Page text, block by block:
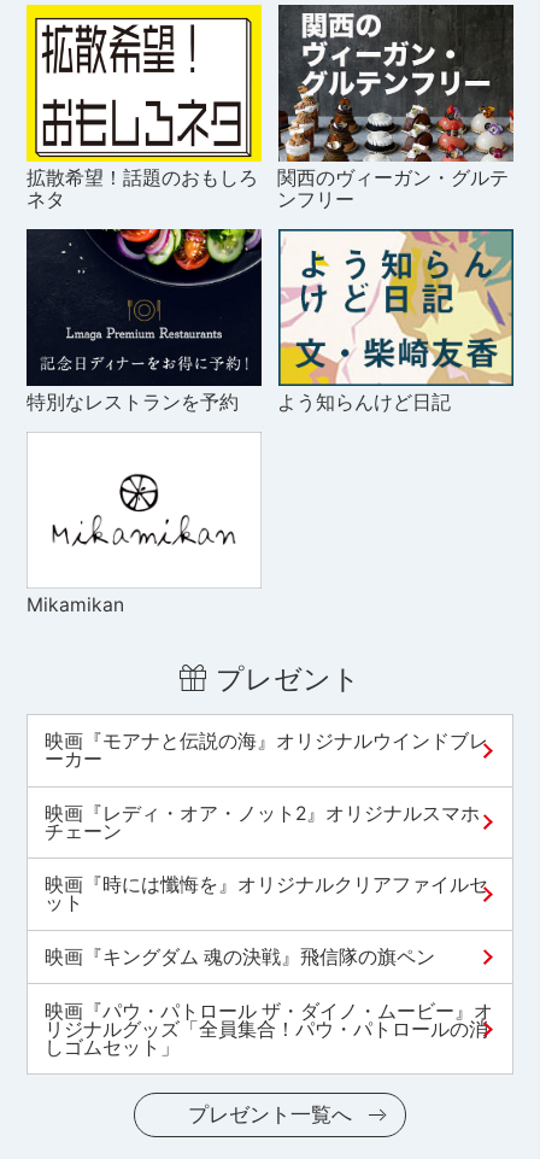
拡散希望！話題のおもしろ
ネタ
関西のヴィーガン・グルテ
ンフリー
特別なレストランを予約 よう知らんけど日記
Mikamikan
プレゼント
映画『モアナと伝説の海』オリジナルウインドブレ
ーカー
映画『レディ・オア・ノット2』オリジナルスマホ
チェーン
映画『時には懺悔を』オリジナルクリアファイルセ
ット
映画『キングダム 魂の決戦』飛信隊の旗ペン
映画『パウ・パトロール ザ・ダイノ・ムービー』オ
リジナルグッズ「全員集合！パウ・パトロールの消
しゴムセット」
プレゼント一覧へ